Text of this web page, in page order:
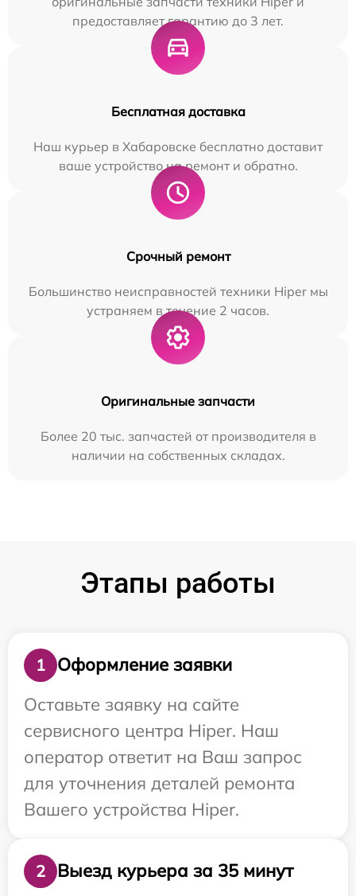
предоставляет гарантию до 3 лет.
Бесплатная доставка
Наш курьер в Хабаровске бесплатно доставит
ваше устройство на ремонт и обратно.
Срочный ремонт
Большинство неисправностей техники Hiper мы
устраняем в течение 2 часов.
Оригинальные запчасти
Более 20 тыс. запчастей от производителя в
наличии на собственных складах.
Этапы работы
1
Оформление заявки
Оставьте заявку на сайте
сервисного центра Hiper. Наш
оператор ответит на Ваш запрос
для уточнения деталей ремонта
Вашего устройства Hiper.
2 Выезд курьера за 35 минут